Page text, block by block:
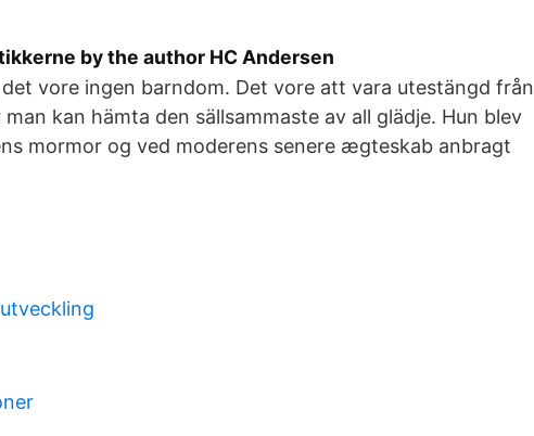
by the author HC Andersen
vore ingen barndom. Det vore att vara utestängd från
kan hämta den sällsammaste av all glädje. Hun blev
mormor og ved moderens senere ægteskab anbragt